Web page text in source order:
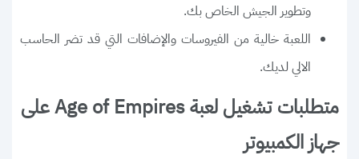
وتطوير الجيش الخاص بك.
اللعبة خالية من الفيروسات والإضافات التي قد تضر الحاسب
الالي لديك.
متطلبات تشغيل لعبة Age of Empires على
جهاز الكمبيوتر